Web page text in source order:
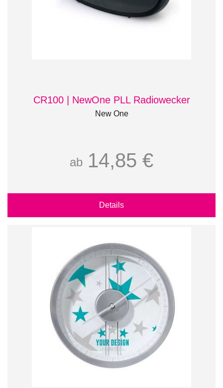
CR100 | NewOne PLL Radiowecker
New One
ab 14,85 €
Details